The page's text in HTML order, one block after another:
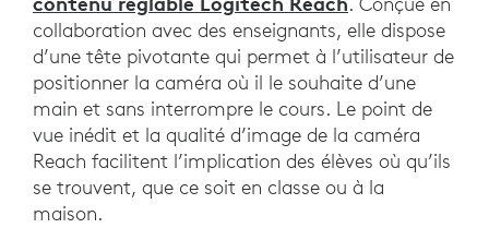
collaboration avec des enseignants, elle dispose
d’une tête pivotante qui permet à l’utilisateur de
positionner la caméra où il le souhaite d’une
main et sans interrompre le cours. Le point de
vue inédit et la qualité d’image de la caméra
Reach facilitent l’implication des élèves où qu’ils
se trouvent, que ce soit en classe ou à la
maison.